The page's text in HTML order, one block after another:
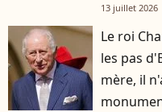
13 juillet 2026
Le roi
les pas
mère, il